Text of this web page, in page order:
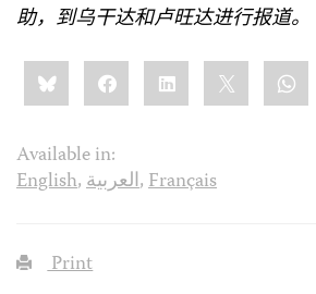
助，到乌干达和卢旺达进行报道。
Share
this:BlueskyFacebookLinkedIn
Available in:
English,العربية,Français
Print